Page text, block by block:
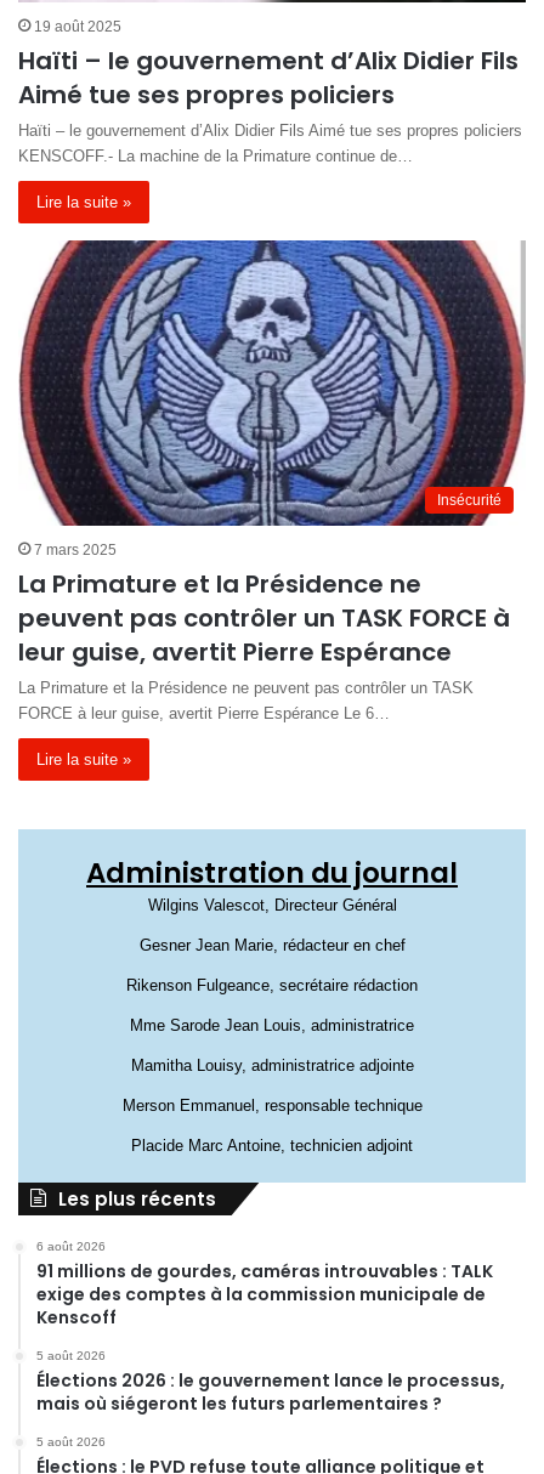
19 août 2025
Haïti – le gouvernement d’Alix Didier Fils
Aimé tue ses propres policiers
Haïti – le gouvernement d’Alix Didier Fils Aimé tue ses propres policiers
KENSCOFF.- La machine de la Primature continue de…
Lire la suite »
Insécurité
7 mars 2025
La Primature et la Présidence ne
peuvent pas contrôler un TASK FORCE à
leur guise, avertit Pierre Espérance
La Primature et la Présidence ne peuvent pas contrôler un TASK
FORCE à leur guise, avertit Pierre Espérance Le 6…
Lire la suite »
Administration du journal
Wilgins Valescot, Directeur Général
Gesner Jean Marie, rédacteur en chef
Rikenson Fulgeance, secrétaire rédaction
Mme Sarode Jean Louis, administratrice
Mamitha Louisy, administratrice adjointe
Merson Emmanuel, responsable technique
Placide Marc Antoine, technicien adjoint
Les plus récents
6 août 2026
91 millions de gourdes, caméras introuvables : TALK
exige des comptes à la commission municipale de
Kenscoff
5 août 2026
Élections 2026 : le gouvernement lance le processus,
mais où siégeront les futurs parlementaires ?
5 août 2026
Élections : le PVD refuse toute alliance politique et